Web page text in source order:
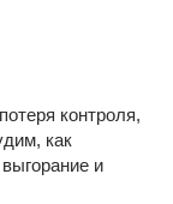
контроля,
как
и